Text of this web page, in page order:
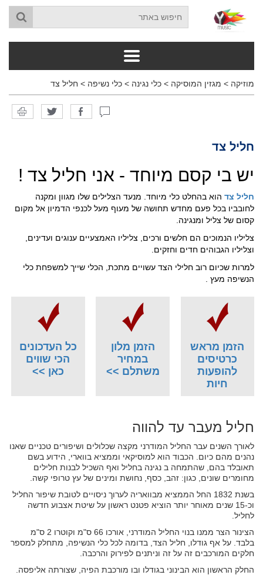
מוזיקה > מגזין המוסיקה > כלי נגינה > כלי נשיפה > חליל צד
חליל צד
יש בי קסם מיוחד - אני חליל צד !
חליל צד הוא בהחלט כלי מיוחד. מנעד הצלילים שלו מגוון ומקנה
לחובביו בכל פעם מחדש תחושה של מעוף מעל לכנפי הדמיון אל מקום
קסום של צליל ומנגינה.
צליליו הנמוכים הם חלשים ורכים, צליליו האמצעיים ענוגים ועדינים,
וצליליו הגבוהים חדים וחזקים.
למרות שכיום רוב חלילי הצד עשויים מתכת, הכלי שייך למשפחת כלי
הנשיפה מעץ .
הזמן מראש
כרטיסים
להופעות
חיות
הזמן מלון
במחיר
משתלם >>
כל העדכונים
הכי שווים
כאן >>
חליל מעבר עד להווה
לאורך השנים עבר החליל המודרני מקצה שכלולים ושיפורים טכניים שאנו
נהנים מהם כיום. הכבוד הוא למוסיקאי וממציא בווארי, הידוע בשם
תאובלד בהם, שהתמחה ב נגינה בחליל ואף השכיל לבנות חלילים
מחומרים שונים, כגון: זהב, כסף, נחושת ומינים של עץ טרופי קשה.
בשנת 1832 החל הממציא מבוואריה לערוך ניסויים לטובת שיפור החליל
וכ-15 שנים מאוחר יותר הוציא פטנט ראשון על שיטת אצבוע חדשה
לחליל.
הצינור הצר ממנו בנוי החליל המודרני, אורכו 66 ס"מ וקוטרו 2 ס"מ
בלבד. על אף גודלו, חליל הצד, בדומה לכל כלי הנשיפה, מתחלק למספר
חלקים המורכבים זה על זה וניתנים לפירוק והרכבה.
החלק הראשון הוא הבינוני בגודלו ובו מורכבת הפיה, שצורתה אליפסה.